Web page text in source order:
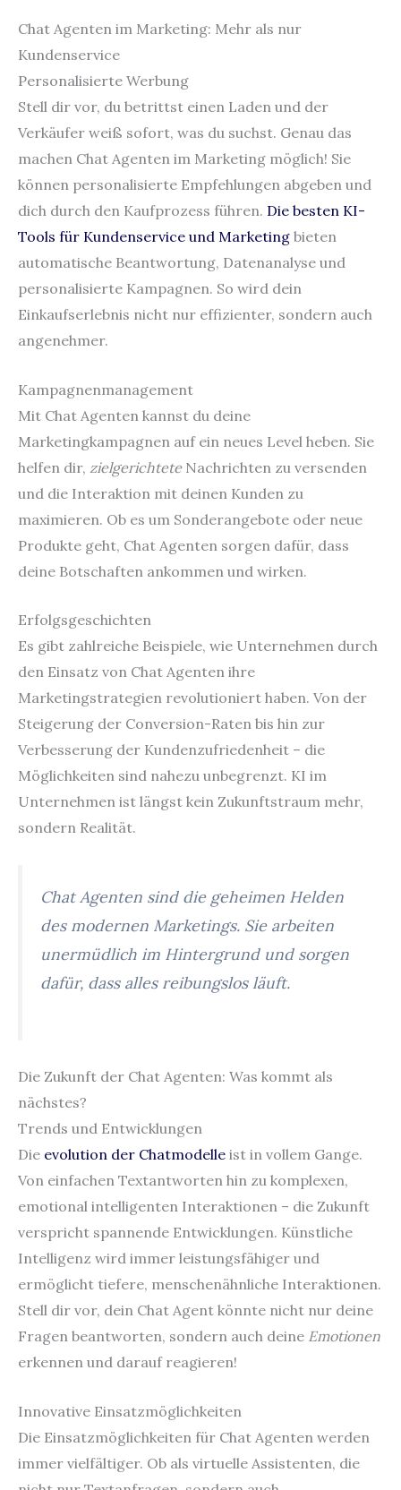
Chat Agenten im Marketing: Mehr als nur
Kundenservice
Personalisierte Werbung
Stell dir vor, du betrittst einen Laden und der
Verkäufer weiß sofort, was du suchst. Genau das
machen Chat Agenten im Marketing möglich! Sie
können personalisierte Empfehlungen abgeben und
dich durch den Kaufprozess führen. Die besten KI-
Tools für Kundenservice und Marketing bieten
automatische Beantwortung, Datenanalyse und
personalisierte Kampagnen. So wird dein
Einkaufserlebnis nicht nur effizienter, sondern auch
angenehmer.
Kampagnenmanagement
Mit Chat Agenten kannst du deine
Marketingkampagnen auf ein neues Level heben. Sie
helfen dir, zielgerichteteNachrichten zu versenden
und die Interaktion mit deinen Kunden zu
maximieren. Ob es um Sonderangebote oder neue
Produkte geht, Chat Agenten sorgen dafür, dass
deine Botschaften ankommen und wirken.
Erfolgsgeschichten
Es gibt zahlreiche Beispiele, wie Unternehmen durch
den Einsatz von Chat Agenten ihre
Marketingstrategien revolutioniert haben. Von der
Steigerung der Conversion-Raten bis hin zur
Verbesserung der Kundenzufriedenheit – die
Möglichkeiten sind nahezu unbegrenzt. KI im
Unternehmen ist längst kein Zukunftstraum mehr,
sondern Realität.
Chat Agenten sind die geheimen Helden
des modernen Marketings. Sie arbeiten
unermüdlich im Hintergrund und sorgen
dafür, dass alles reibungslos läuft.
Die Zukunft der Chat Agenten: Was kommt als
nächstes?
Trends und Entwicklungen
Die evolution der Chatmodelle ist in vollem Gange.
Von einfachen Textantworten hin zu komplexen,
emotional intelligenten Interaktionen – die Zukunft
verspricht spannende Entwicklungen. Künstliche
Intelligenz wird immer leistungsfähiger und
ermöglicht tiefere, menschenähnliche Interaktionen.
Stell dir vor, dein Chat Agent könnte nicht nur deine
Fragen beantworten, sondern auch deine Emotionen
erkennen und darauf reagieren!
Innovative Einsatzmöglichkeiten
Die Einsatzmöglichkeiten für Chat Agenten werden
immer vielfältiger. Ob als virtuelle Assistenten, die